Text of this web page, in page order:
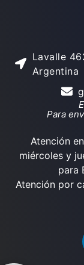
Lavalle
Argentina
Para
Atención
miércoles y
para
Atención por